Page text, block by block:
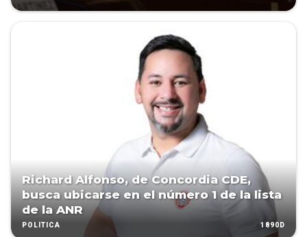
Richard Alfonso, de Concordia CDE,
busca ubicarse en el número 1 de la lista
de la ANR
POLÍTICA 1890D